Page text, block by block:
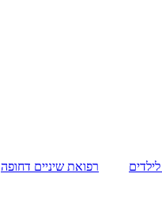
רפואת שיניים דחופה